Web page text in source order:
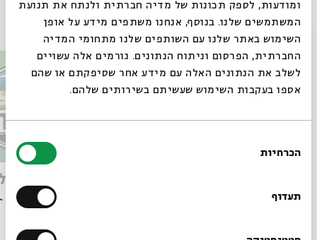
ומודעות, לספק תכונות של מדיה חברתית ולנתח את תנועת
המשתמשים שלנו. בנוסף, אנחנו משתפים מידע על אופן
השימוש באתר שלנו עם השותפים שלנו מתחומי המדיה
החברתית, הפרסום וניתוח הנתונים. גורמים אלה עשויים
לשלב את הנתונים האלה עם מידע אחר שסיפקתם או שהם
אספו בעקבות השימוש שעשיתם בשירותים שלהם.
הסכמה
הכרחיות
תעדוף
פרקים נוספים בסדרה
תל
סגור